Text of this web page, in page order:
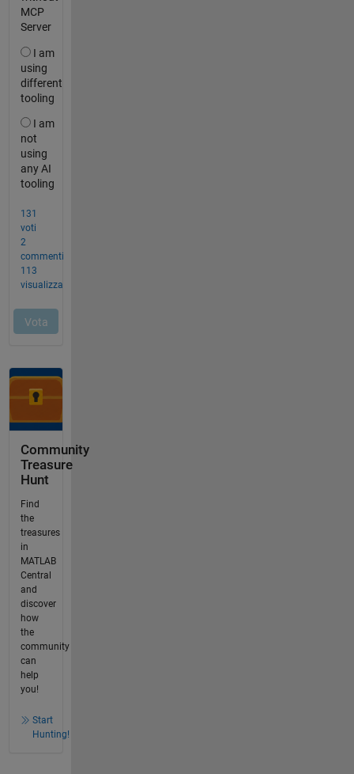
Community
Treasure
Hunt
Find
the
treasures
in
MATLAB
Central
and
discover
how
the
community
can
help
you!
Start
Hunting!